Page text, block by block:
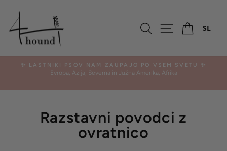
Iskalnik Navigacija
SL
Pavza
✨ LASTNIKI PSOV NAM ZAUPAJO PO VSEM SVETU ✨
Evropa, Azija, Severna in Južna Amerika, Afrika
Razstavni povodci z
ovratnico